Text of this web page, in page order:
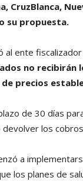
CruzBlanca,
su propuesta.
al ente
no recibirán
precios
de 30 días
los
a
los planes de